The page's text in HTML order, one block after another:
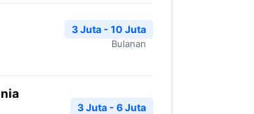
3 Juta - 10 Juta
Bulanan
3 Juta - 6 Juta